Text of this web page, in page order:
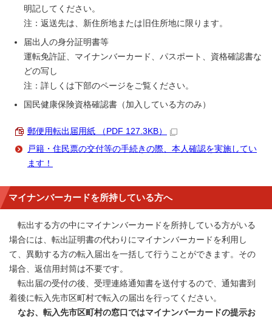
明記してください。
注：返送先は、新住所地または旧住所地に限ります。
届出人の身分証明書等
運転免許証、マイナンバーカード、パスポート、資格確認書な
どの写し
注：詳しくは下部のページをご覧ください。
国民健康保険資格確認書（加入している方のみ）
郵便用転出届用紙 （PDF 127.3KB）
戸籍・住民票の交付等の手続きの際、本人確認を実施してい
ます！
マイナンバーカードを所持している方へ
転出する方の中にマイナンバーカードを所持している方がいる
場合には、転出証明書の代わりにマイナンバーカードを利用し
て、異動する方の転入届出を一括して行うことができます。その
場合、返信用封筒は不要です。
転出届の受付の後、受理連絡通知書を送付するので、通知書到
着後に転入先市区町村で転入の届出を行ってください。
なお、転入先市区町村の窓口ではマイナンバーカードの提示お